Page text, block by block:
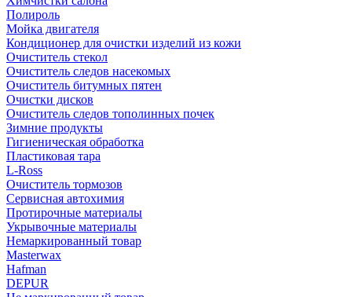
Полироль
Мойка двигателя
Кондиционер для очистки изделий из кожи
Очиститель стекол
Очиститель следов насекомых
Очиститель битумных пятен
Очистки дисков
Очиститель следов тополинных почек
Зимние продукты
Гигиеническая обработка
Пластиковая тара
L-Ross
Очиститель тормозов
Сервисная автохимия
Протирочные материалы
Укрывочные материалы
Немаркированный товар
Masterwax
Hafman
DEPUR